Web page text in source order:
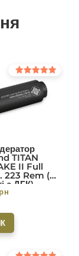
TITAN
II Full
223 Rem (в
с ДГК)
28. Вlack
Оцінено в
5.00
з 5